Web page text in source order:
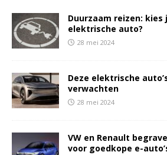
Duurzaam reizen:
elektrische auto?
28 mei 2024
Deze elektrische
verwachten
28 mei 2024
VW en Renault
voor goedkope e-